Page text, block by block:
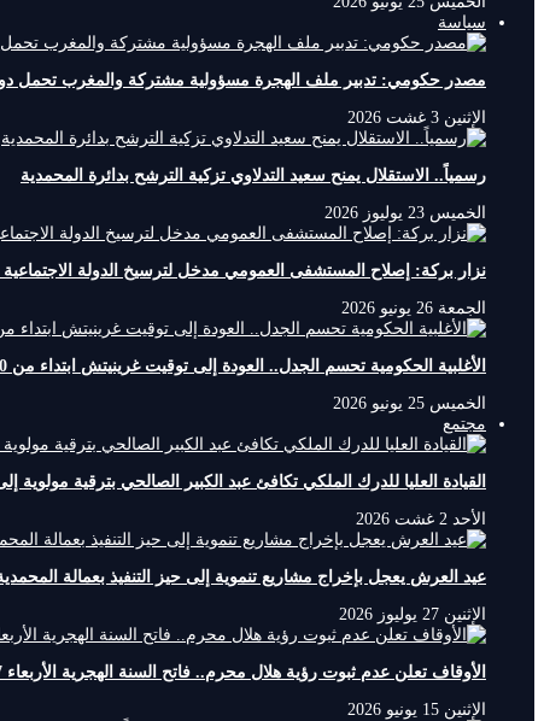
سياسة
مصدر حكومي: تدبير ملف الهجرة مسؤولية مشتركة والمغرب تحمل
الإثنين 3 غشت 2026
رسمياً.. الاستقلال يمنح سعيد التدلاوي تزكية الترشح بدائرة المحمدية
الخميس 23 يوليوز 2026
نزار بركة: إصلاح المستشفى العمومي مدخل لترسيخ الدولة الاجتماعية
الجمعة 26 يونيو 2026
الأغلبية الحكومية تحسم الجدل.. العودة إلى توقيت غرينيتش ابتداء من 20 شتنبر
الخميس 25 يونيو 2026
مجتمع
القيادة العليا للدرك الملكي تكافئ عبد الكبير الصالحي بترقية مولوية
الأحد 2 غشت 2026
عيد العرش يعجل بإخراج مشاريع تنموية إلى حيز التنفيذ بعمالة
الإثنين 27 يوليوز 2026
الأوقاف تعلن عدم ثبوت رؤية هلال محرم.. فاتح السنة الهجرية الأربعاء 17 يونيو 2026
الإثنين 15 يونيو 2026